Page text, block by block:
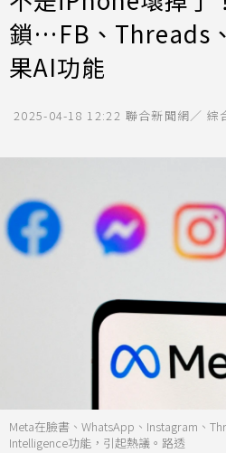
鎖…FB、Threads
果AI功能
2025-04-18 12:22 聯合新聞網／ 綜
Meta在臉書、WhatsApp、Instagram、
Intelligence功能，引起熱議。路透